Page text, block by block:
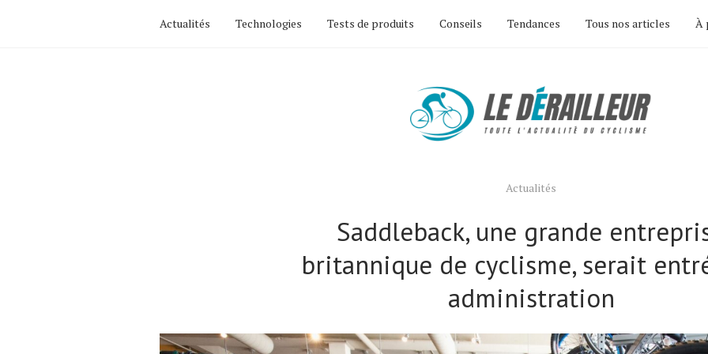
Actualités Technologies Tests de produits Conseils Tendances Tous nos articles À
Actualités
Saddleback, une grande
britannique de cyclisme, serait
administration